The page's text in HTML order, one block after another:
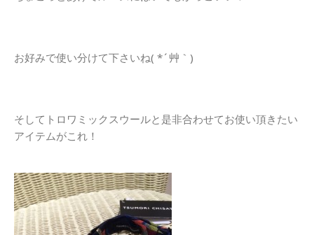
お好みで使い分けて下さいね( *´艸｀)
そしてトロワミックスウールと是非合わせてお使い頂きたい
アイテムがこれ！